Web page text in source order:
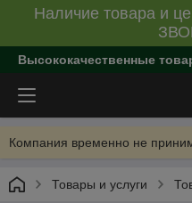
Наличие товара и
Высококачественные
Компания временно не
Товары и услуги